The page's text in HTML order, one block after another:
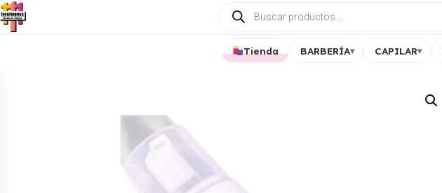
Tienda BARBERÍA▾ CAPILAR▾